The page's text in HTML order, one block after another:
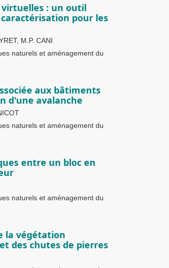
virtuelles : un outil
pour les
M.P. CANI
naturels et aménagement du
aux bâtiments
d'une avalanche
naturels et aménagement du
entre un bloc en
naturels et aménagement du
la végétation
des chutes de pierres